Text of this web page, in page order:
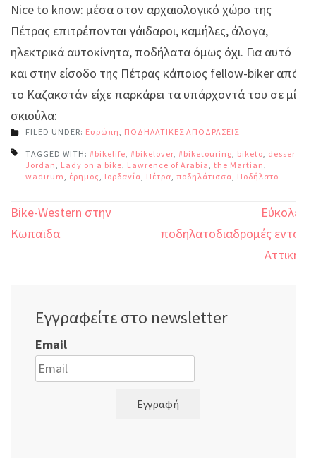
Nice to know: μέσα στον αρχαιολογικό χώρο της
Πέτρας επιτρέπονται γάιδαροι, καμήλες, άλογα,
ηλεκτρικά αυτοκίνητα, ποδήλατα όμως όχι. Για αυτό
και στην είσοδο της Πέτρας κάποιος fellow-biker από
το Kαζακστάν είχε παρκάρει τα υπάρχοντά του σε μία
σκιούλα:
FILED UNDER: Ευρώπη ΠΟΔΗΛΑΤΙΚΕΣ ΑΠΟΔΡΑΣΕΙΣ
TAGGED WITH: #bikelife #bikelover #biketouring biketo dessert
Jordan
Lady on a bike Lawrence of Arabia the Martian
wadirum
έρημος Ιορδανία Πέτρα ποδηλάτισσα Ποδήλατο
Πλοήγηση
άρθρων
Bike-Western στην
Κωπαϊδα
Εύκολες
ποδηλατοδιαδρομές εντός
Αττικής
Εγγραφείτε στο newsletter
Email
Εγγραφή